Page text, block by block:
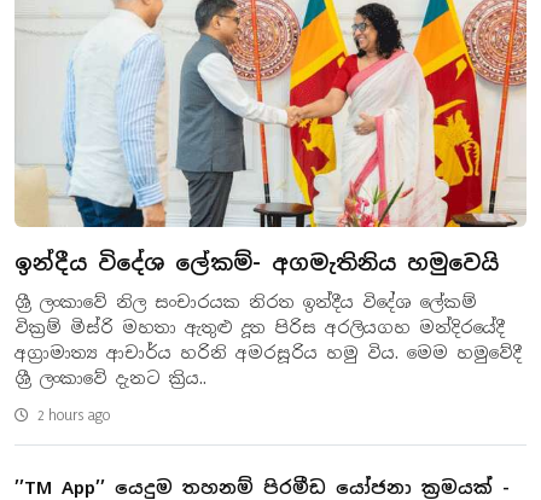
ඉන්දීය විදේශ ලේකම්- අගමැතිනිය හමුවෙයි
ශ්‍රී ලංකාවේ නිල සංචාරයක නිරත ඉන්දීය විදේශ ලේකම්
වික්‍රම් මිස්රි මහතා ඇතුළු දූත පිරිස අරලියගහ මන්දිරයේදී
අග්‍රාමාත්‍ය ආචාර්ය හරිනි අමරසූරිය හමු විය. මෙම හමුවේදී
ශ්‍රී ලංකාවේ දැනට ක්‍රිය..
2 hours ago
’’TM App’’ යෙදුම තහනම් පිරමීඩ යෝජනා ක්‍රමයක් -